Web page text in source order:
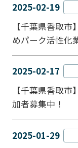
2025-02-19
【千葉県香取
めパーク活性化
2025-02-17
【千葉県香取
加者募集中！
2025-01-29